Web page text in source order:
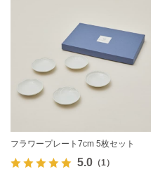
フラワープレート7cm 5枚セット
5.0（1）